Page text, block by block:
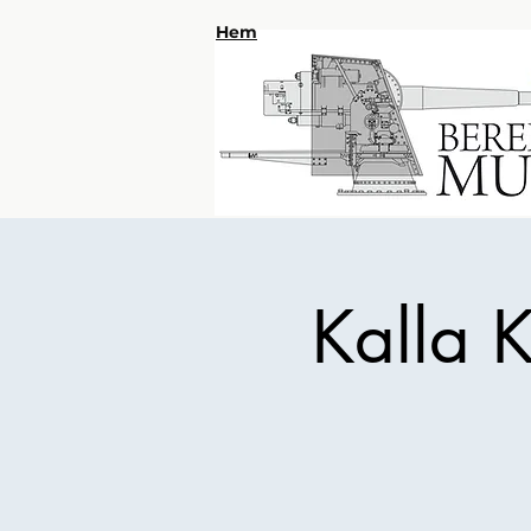
Hem
Kalla